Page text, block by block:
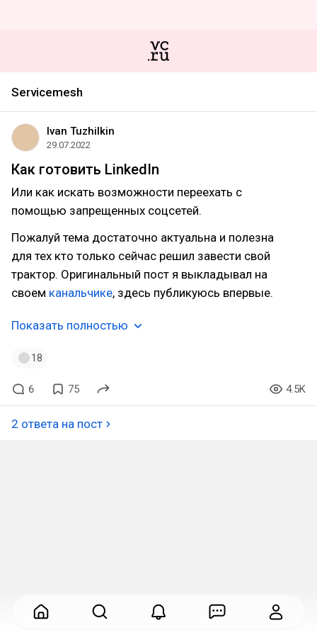
Servicemesh
Ivan Tuzhilkin
29.07.2022
Как готовить LinkedIn
Или как искать возможности переехать с
помощью запрещенных соцсетей.
Пожалуй тема достаточно актуальна и полезна
для тех кто только сейчас решил завести свой
трактор. Оригинальный пост я выкладывал на
своем канальчике, здесь публикуюсь впервые.
Показать полностью
18
6 75 4.5K
2 ответа на пост